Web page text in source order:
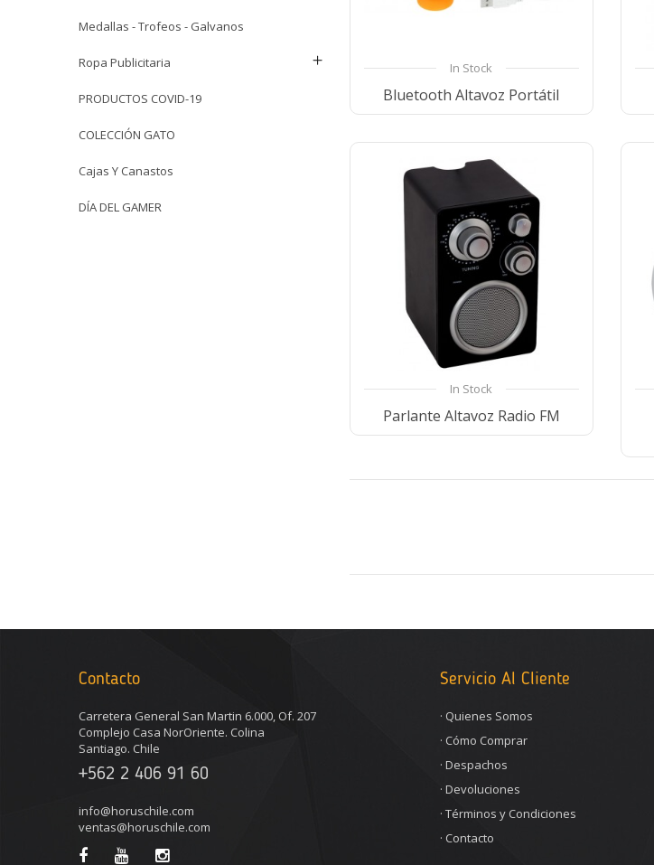
Medallas - Trofeos - Galvanos
Ropa Publicitaria
PRODUCTOS COVID-19
COLECCIÓN GATO
Cajas Y Canastos
DÍA DEL GAMER
In Stock
Bluetooth Altavoz Portátil
Compare Wishlist
In Stock
Parlante Altavoz Radio FM
Contacto
Carretera General San Martin 6.000, Of. 207
Complejo Casa NorOriente. Colina
Santiago. Chile
+562 2 406 91 60
info@horuschile.com
ventas@horuschile.com
Servicio Al Cliente
· Quienes Somos
· Cómo Comprar
· Despachos
· Devoluciones
· Términos y Condiciones
· Contacto